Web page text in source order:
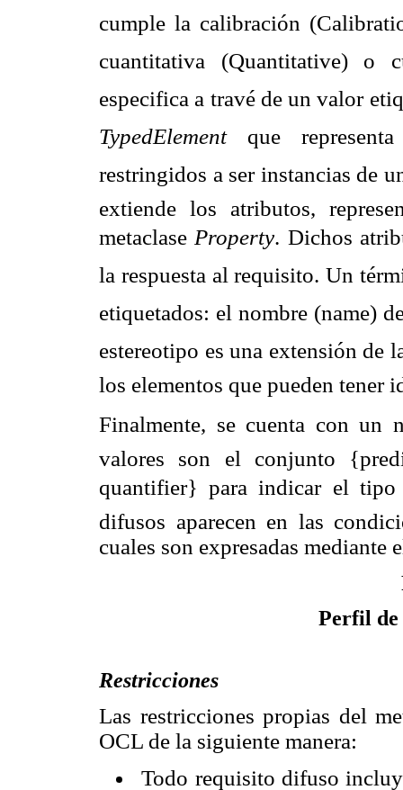
cumple la calibración
cuantitativa (Quantitative) o
especifica a travé de un valor
TypedElement que
restringidos a ser instancias de
extiende los atributos,
metaclase  Property. Dichos
la respuesta al requisito. Un
etiquetados: el nombre (name)
estereotipo es una extensión de la
los elementos que pueden tener
Finalmente, se cuenta con un
valores son el conjunto
quantifier} para indicar el tipo
difusos aparecen en las
cuales son expresadas mediante
Perfil de
Restricciones
Las restricciones propias del
OCL de la siguiente manera:
Todo requisito difuso